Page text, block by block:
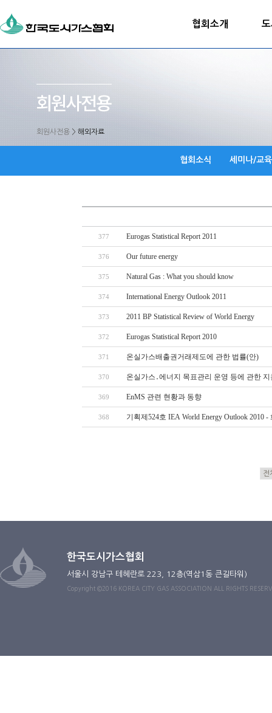
협회소개
회원사전용 > 해외자료
협회소식 세미나/교육
377 Eurogas Statistical Report 2011
376 Our future energy
375 Natural Gas : What you should know
374 International Energy Outlook 2011
373 2011 BP Statistical Review of World Energy
372 Eurogas Statistical Report 2010
371 온실가스배출권거래제도에 관한 법률(안)
370 온실가스․에너지 목표관리 운영 등에 관한
369 EnMS 관련 현황과 동향
368 기획제524호 IEA World Energy Outlook 2010
한국도시가스협회
서울시 강남구 테헤란로 223, 12층(역삼1동 큰길타워)
Copyright ©2016 KOREA CITY GAS ASSOCIATION ALL RIGHTS